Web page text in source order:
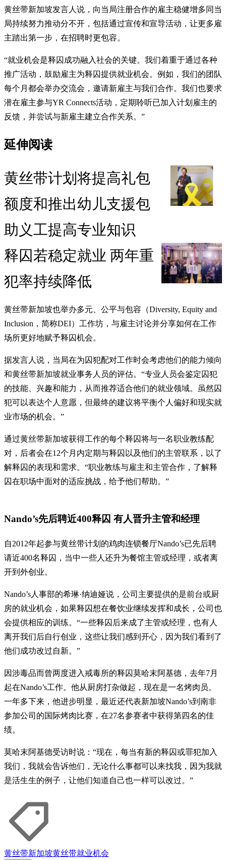
黄丝带新加坡发言人说，向当局注册合作的雇主稳健增多同当
局持续努力推动分不开，包括通过宣传和宣导活动，让更多雇
主踏出第一步，在招聘时更包容。
“就业机会是释囚成功融入社会的关键。我们着重于通过各种
推广活动，鼓励雇主为释囚提供就业机会。例如，我们的团队
每个月都会举办交流会，邀请新雇主与我们合作。我们也要求
潜在雇主参与YR Connects活动，定期聆听已加入计划雇主的
反馈，并尝试与新雇主建立合作关系。”
延伸阅读
黄丝带计划将提高礼包
额度和推出幼儿支援包
助义工提高专业知识
释囚若稳定就业 两年重
犯率持续降低
黄丝带新加坡也举办多元、公平与包容（Diversity, Equity and
Inclusion，简称DEI）工作坊，与雇主讨论并分享如何在工作
场所更好地赋予释囚机会。
据发言人说，当局在为囚犯配对工作时会考虑他们的能力倾向
和黄丝带新加坡就业事务人员的评估。“专业人员会鉴定囚犯
的技能、兴趣和能力，从而推荐适合他们的就业领域。虽然囚
犯可以表达个人意愿，但最终的建议将平衡个人偏好和现实就
业市场的机会。”
通过黄丝带新加坡获得工作的每个释囚将与一名职业教练配
对，后者会在12个月内定期与释囚以及他们的主管联系，以了
解释囚的表现和需求。“职业教练与雇主和主管合作，了解释
囚在职场中面对的适应挑战，给予他们帮助。”
Nando’s先后聘近400释囚 有人晋升主管和经理
自2012年起参与黄丝带计划的鸡肉连锁餐厅Nando’s已先后聘
请近400名释囚，当中一些人还升为餐馆主管或经理，或者离
开到外创业。
Nando’s人事部的希琳·纳迪娅说，公司主要提供的是前台或厨
房的就业机会，如果释囚想在餐饮业继续发挥和成长，公司也
会提供相应的训练。“一些释囚后来成了主管或经理，也有人
离开我们后自行创业，这些让我们感到开心，因为我们看到了
他们成功改过自新。”
因涉毒品而曾两度进入戒毒所的释囚莫哈末阿基德，去年7月
起在Nando’s工作。他从厨房打杂做起，现在是一名烤肉员。
一年多下来，他进步明显，最近还代表新加坡Nando’s到南非
参加公司的国际烤肉比赛，在27名参赛者中获得第四名的佳
绩。
莫哈末阿基德受访时说：“现在，每当有新的释囚或罪犯加入
我们，我就会告诉他们，无论什么事都可以来找我，因为我就
是活生生的例子，让他们知道自己也一样可以改过。”
黄丝带新加坡黄丝带就业机会